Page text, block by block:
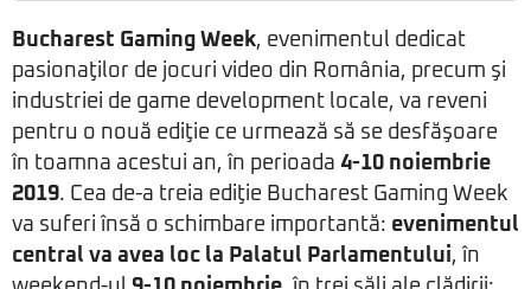
Bucharest Gaming Week, evenimentul dedicat
pasionaţilor de jocuri video din România, precum şi
industriei de game development locale, va reveni
pentru o nouă ediţie ce urmează să se desfăşoare
în toamna acestui an, în perioada 4-10 noiembrie
2019. Cea de-a treia ediţie Bucharest Gaming Week
va suferi însă o schimbare importantă: evenimentul
central va avea loc la Palatul Parlamentului, în